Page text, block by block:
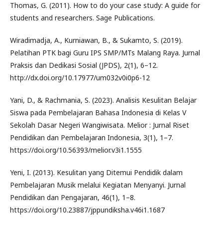
Thomas, G. (2011). How to do your case study: A guide for
students and researchers. Sage Publications.
Wiradimadja, A., Kurniawan, B., & Sukamto, S. (2019).
Pelatihan PTK bagi Guru IPS SMP/MTs Malang Raya. Jurnal
Praksis dan Dedikasi Sosial (JPDS), 2(1), 6–12.
http://dx.doi.org/10.17977/um032v0i0p6-12
Yani, D., & Rachmania, S. (2023). Analisis Kesulitan Belajar
Siswa pada Pembelajaran Bahasa Indonesia di Kelas V
Sekolah Dasar Negeri Wangiwisata. Melior : Jurnal Riset
Pendidikan dan Pembelajaran Indonesia, 3(1), 1–7.
https://doi.org/10.56393/melior.v3i1.1555
Yeni, I. (2013). Kesulitan yang Ditemui Pendidik dalam
Pembelajaran Musik melalui Kegiatan Menyanyi. Jurnal
Pendidikan dan Pengajaran, 46(1), 1–8.
https://doi.org/10.23887/jppundiksha.v46i1.1687